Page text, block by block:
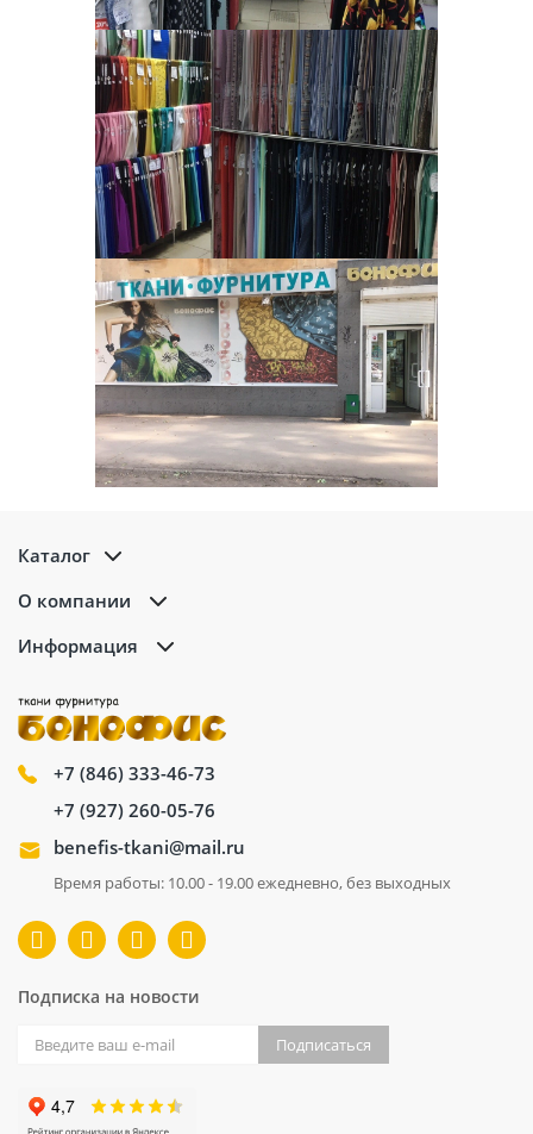
Каталог
О компании
Информация
+7 (846) 333-46-73
+7 (927) 260-05-76
benefis-tkani@mail.ru
Время работы: 10.00 - 19.00 ежедневно, без выходных
Подписка на новости
Подписаться